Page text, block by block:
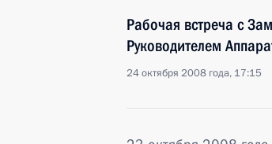
Рабочая встреча с
Руководителем
24 октября 2008 года, 17:15